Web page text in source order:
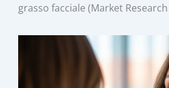
grasso facciale (Market